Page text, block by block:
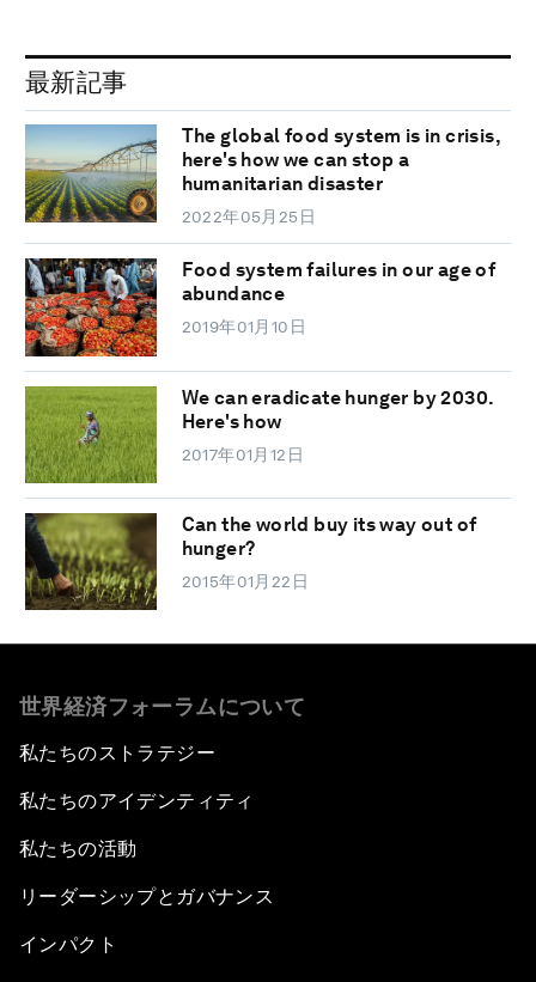
最新記事
The global food system is in crisis,
here's how we can stop a
humanitarian disaster
2022年05月25日
Food system failures in our age of
abundance
2019年01月10日
We can eradicate hunger by 2030.
Here's how
2017年01月12日
Can the world buy its way out of
hunger?
2015年01月22日
世界経済フォーラムについて
私たちのストラテジー
私たちのアイデンティティ
私たちの活動
リーダーシップとガバナンス
インパクト